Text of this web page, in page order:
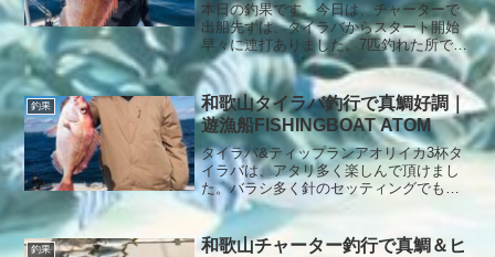
本日の釣果です。今日は、チャーターで
出船先ずは、タイラバからスタート開始
早々に連打ありました。7匹釣れた所でポ
イント移動次にテンヤで、太刀魚狙い。
サイズ小さく掛けるの苦労しましたが、
短時間でよく釣れました。本日もありが
とうございました。
釣果
和歌山タイラバ釣行で真鯛好調｜
遊漁船FISHINGBOAT ATOM
タイラバ&ティップランアオリイカ3杯タ
イラバは、アタリ多く楽しんで頂けまし
た。バラシ多く針のセッティングでもっ
と釣れたかもね本日もありがとうござい
ました。
釣果
和歌山チャーター釣行で真鯛＆ヒ